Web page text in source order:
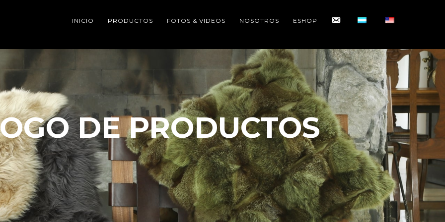
INICIO PRODUCTOS FOTOS & VIDEOS NOSOTROS ESHOP CONTACTO
DE PRODUCTOS